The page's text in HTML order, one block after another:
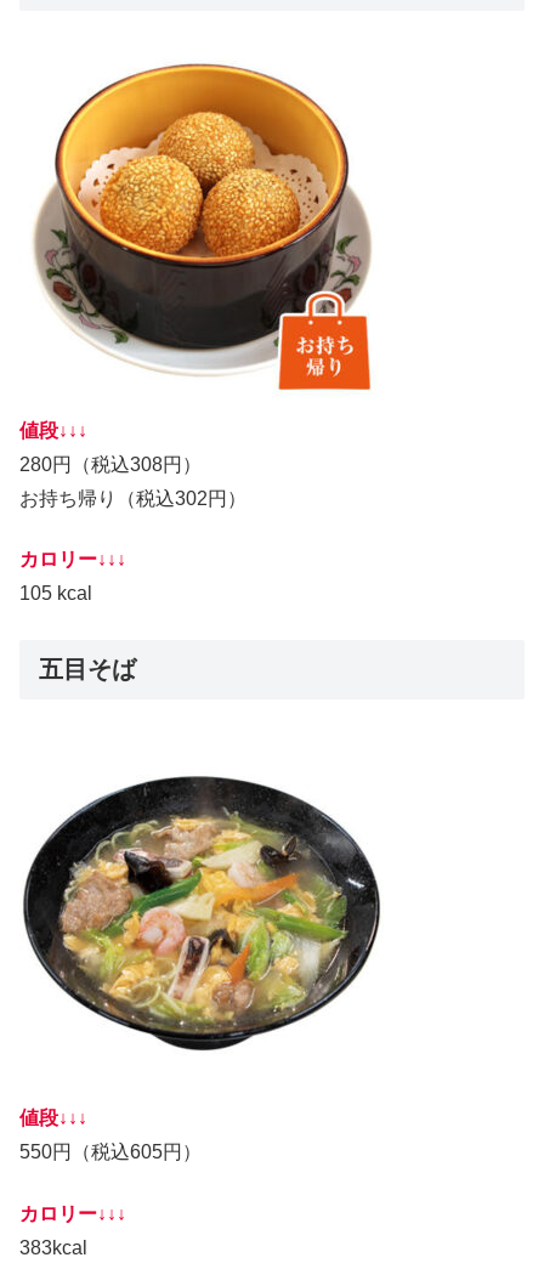
値段↓↓↓
280円（税込308円）
お持ち帰り（税込302円）
カロリー↓↓↓
105 kcal
五目そば
値段↓↓↓
550円（税込605円）
カロリー↓↓↓
383kcal